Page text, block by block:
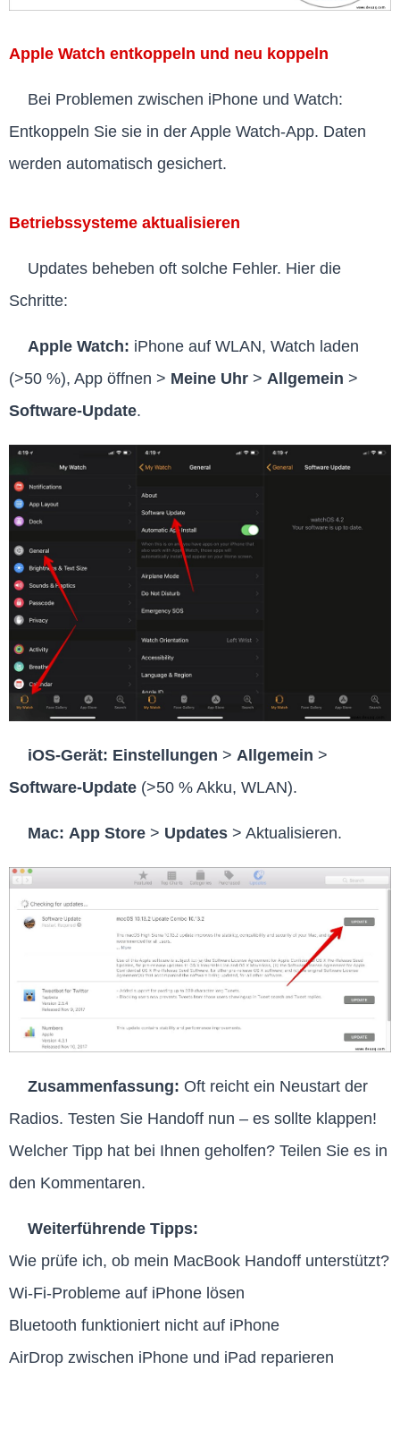
Apple Watch entkoppeln und neu koppeln
Bei Problemen zwischen iPhone und Watch:
Entkoppeln Sie sie in der Apple Watch-App. Daten
werden automatisch gesichert.
Betriebssysteme aktualisieren
Updates beheben oft solche Fehler. Hier die
Schritte:
Apple Watch: iPhone auf WLAN, Watch laden
(>50 %), App öffnen > Meine Uhr > Allgemein >
Software-Update.
iOS-Gerät: Einstellungen > Allgemein >
Software-Update (>50 % Akku, WLAN).
Mac: App Store > Updates > Aktualisieren.
Zusammenfassung: Oft reicht ein Neustart der
Radios. Testen Sie Handoff nun – es sollte klappen!
Welcher Tipp hat bei Ihnen geholfen? Teilen Sie es in
den Kommentaren.
Weiterführende Tipps:
Wie prüfe ich, ob mein MacBook Handoff unterstützt?
Wi-Fi-Probleme auf iPhone lösen
Bluetooth funktioniert nicht auf iPhone
AirDrop zwischen iPhone und iPad reparieren